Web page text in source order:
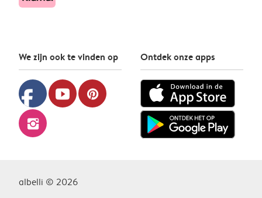
We zijn ook te vinden op
facebook youtube pinterest
instagram
Ontdek onze apps
albelli © 2026